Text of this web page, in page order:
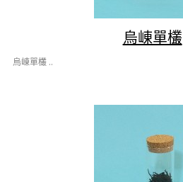
烏崠單欉
烏崠單欉 ..